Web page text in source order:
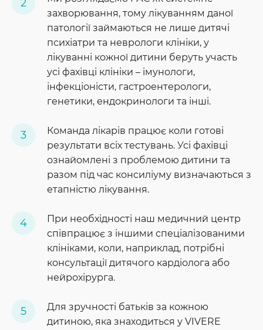
захворювання, тому лікуванням даної
патології займаються не лише дитячі
психіатри та неврологи клініки, у
лікуванні кожної дитини беруть участь
усі фахівці клініки – імунологи,
інфекціоністи, гастроентерологи,
генетики, ендокринологи та інші.
Команда лікарів працює коли готові
результати всіх тестувань. Усі фахівці
ознайомлені з проблемою дитини та
разом під час консиліуму визначаються з
етапністю лікування.
При необхідності наш медичний центр
співпрацює з іншими спеціалізованими
клініками, коли, наприклад, потрібні
консультації дитячого кардіолога або
нейрохірурга.
Для зручності батьків за кожною
дитиною, яка знаходиться у VIVERE